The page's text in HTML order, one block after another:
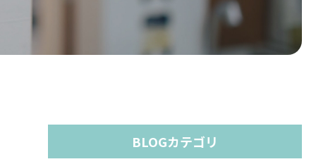
BLOGカテゴリ